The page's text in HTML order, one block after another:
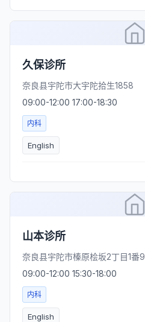
久保诊所
奈良县宇陀市大宇陀拾生1858
09:00-12:00 17:00-18:30
内科
English
山本诊所
奈良县宇陀市榛原桧坂2丁目1番9
09:00-12:00 15:30-18:00
内科
English